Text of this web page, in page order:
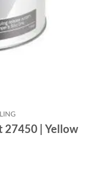
27450 | Yellow